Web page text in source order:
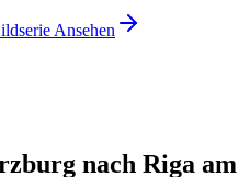
Ansehen
nach Riga am